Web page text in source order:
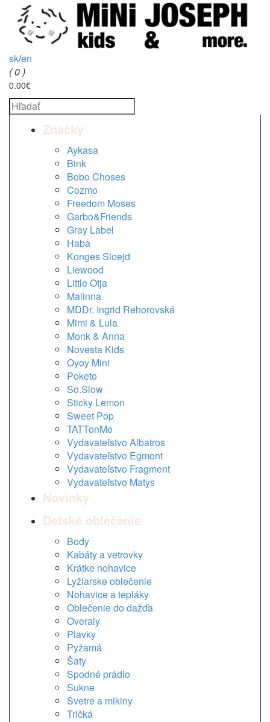
sk/en
( 0 )
0.00€
Značky
Aykasa
Bink
Bobo Choses
Cozmo
Freedom Moses
Garbo&Friends
Gray Label
Haba
Konges Sloejd
Liewood
Little Otja
Malinna
MDDr. Ingrid Rehorovská
Mimi & Lula
Monk & Anna
Novesta Kids
Oyoy Mini
Poketo
So.Slow
Sticky Lemon
Sweet Pop
TATTonMe
Vydavateľstvo Albatros
Vydavateľstvo Egmont
Vydavateľstvo Fragment
Vydavateľstvo Matys
Novinky
Detské oblečenie
Body
Kabáty a vetrovky
Krátke nohavice
Lyžiarske oblečenie
Nohavice a tepláky
Oblečenie do dažďa
Overaly
Plavky
Pyžamá
Šaty
Spodné prádlo
Sukne
Svetre a mikiny
Tričká